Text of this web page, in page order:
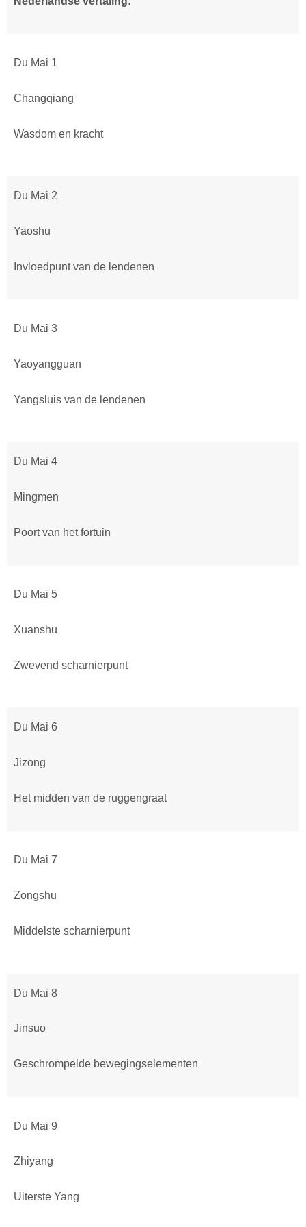
Du Mai 1
Changqiang
Wasdom en kracht
Du Mai 2
Yaoshu
Invloedpunt van de lendenen
Du Mai 3
Yaoyangguan
Yangsluis van de lendenen
Du Mai 4
Mingmen
Poort van het fortuin
Du Mai 5
Xuanshu
Zwevend scharnierpunt
Du Mai 6
Jizong
Het midden van de ruggengraat
Du Mai 7
Zongshu
Middelste scharnierpunt
Du Mai 8
Jinsuo
Geschrompelde bewegingselementen
Du Mai 9
Zhiyang
Uiterste Yang